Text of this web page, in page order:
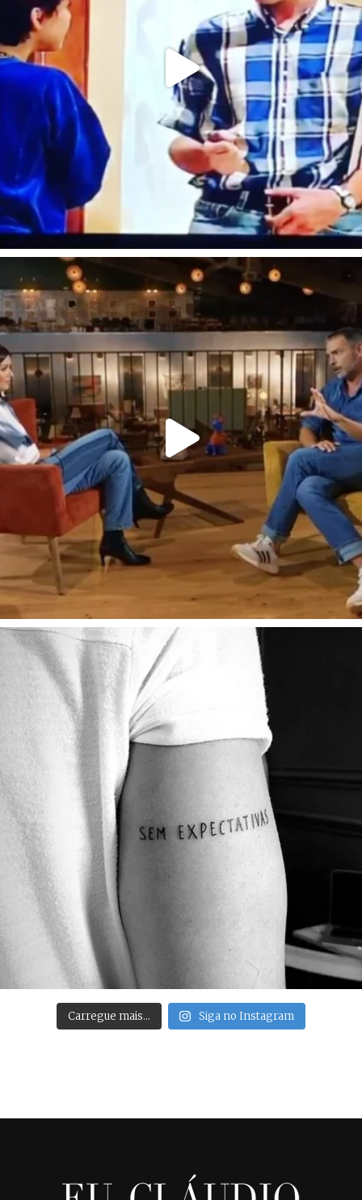
Carregue mais… Siga no Instagram